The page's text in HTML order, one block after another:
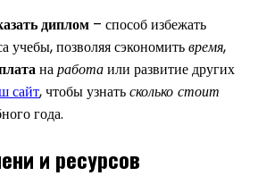
диплом – способ избежать
учебы, позволяя сэкономитьвремя,
наработаили развитие других
сайт, чтобы узнатьсколько стоит
года.
и ресурсов